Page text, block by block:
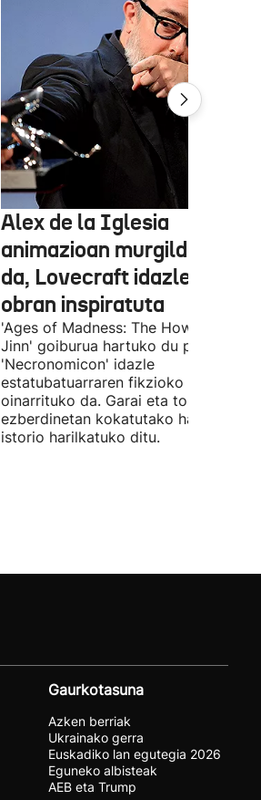
Alex de la Iglesia
animazioan murgilduko
da, Lovecraft idazlearen
obran inspiratuta
'Ages of Madness: The Howling of
Jinn' goiburua hartuko du pelikulak,
'Necronomicon' idazle
estatubatuarraren fikzioko liburuan
oinarrituko da. Garai eta toki
ezberdinetan kokatutako hainbat
istorio harilkatuko ditu.
Gaurkotasuna
Azken berriak
Ukrainako gerra
Euskadiko lan egutegia 2026
Eguneko albisteak
AEB eta Trump